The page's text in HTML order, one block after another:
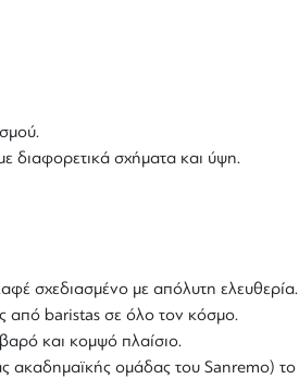
διαφορετικά σχήματα και ύψη.
σχεδιασμένο με απόλυτη ελευθερία.
από baristas σε όλο τον κόσμο.
και κομψό πλαίσιο.
ακαδημαϊκής ομάδας του Sanremo) το